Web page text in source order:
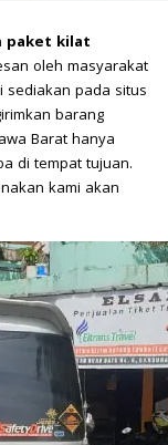
paket kilat
oleh masyarakat
sediakan pada situs
barang
Barat hanya
di tempat tujuan.
kami akan